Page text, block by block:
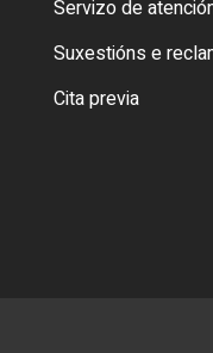
Servizo de
Suxestións e
Cita previa